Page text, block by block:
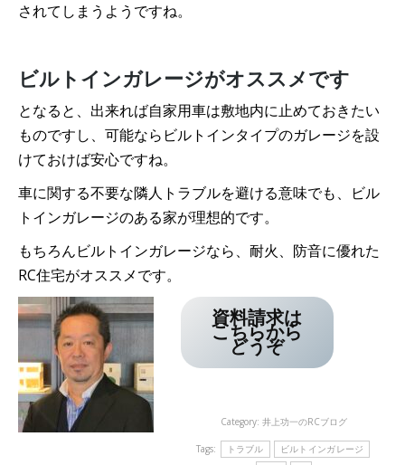
されてしまうようですね。
ビルトインガレージがオススメです
となると、出来れば自家用車は敷地内に止めておきたい
ものですし、可能ならビルトインタイプのガレージを設
けておけば安心ですね。
車に関する不要な隣人トラブルを避ける意味でも、ビル
トインガレージのある家が理想的です。
もちろんビルトインガレージなら、耐火、防音に優れた
RC住宅がオススメです。
資料請求は
こちらから
どうぞ
Category: 井上功一のRCブログ
Tags: トラブル ビルトインガレージ